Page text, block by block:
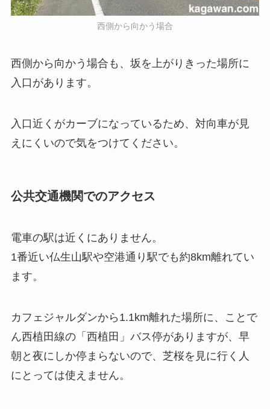
西側から向かう場合
西側から向かう場合も、坂を上がりきった場所に
入口があります。
入口近くがカーブになっているため、対向車が見
えにくいので気をつけてください。
公共交通機関でのアクセス
電車の駅は近くにありません。
1番近い仏生山駅や空港通り駅でも約8km離れてい
ます。
カフェジャルダンから1.1km離れた場所に、ことで
ん西植田線の「西植田」バス停がありますが、早
朝と夜にしか停まらないので、芝桜を見に行く人
にとっては使えません。